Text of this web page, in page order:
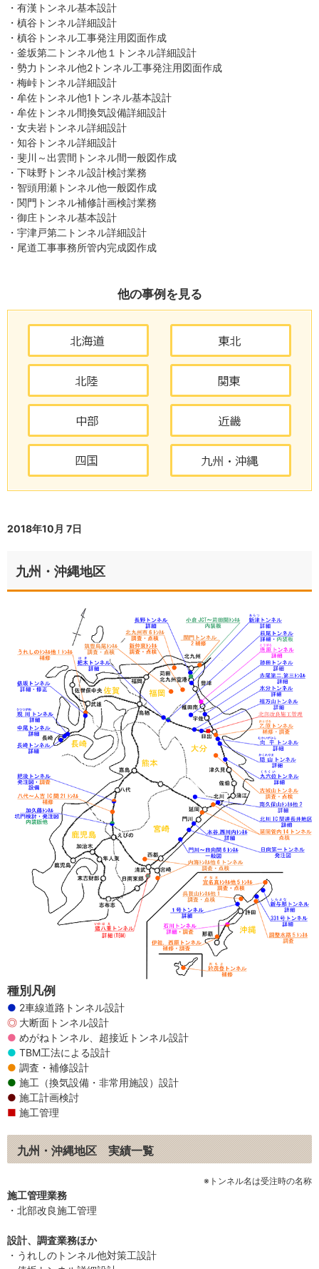
・有漢トンネル基本設計
・槙谷トンネル詳細設計
・槙谷トンネル工事発注用図面作成
・釜坂第二トンネル他１トンネル詳細設計
・勢力トンネル他2トンネル工事発注用図面作成
・梅峠トンネル詳細設計
・牟佐トンネル他1トンネル基本設計
・牟佐トンネル間換気設備詳細設計
・女夫岩トンネル詳細設計
・知谷トンネル詳細設計
・斐川～出雲間トンネル間一般図作成
・下味野トンネル設計検討業務
・智頭用瀬トンネル他一般図作成
・関門トンネル補修計画検討業務
・御庄トンネル基本設計
・宇津戸第二トンネル詳細設計
・尾道工事事務所管内完成図作成
他の事例を見る
2018年10月 7日
九州・沖縄地区
種別凡例
2車線道路トンネル設計
大断面トンネル設計
めがねトンネル、超接近トンネル設計
TBM工法による設計
調査・補修設計
施工（換気設備・非常用施設）設計
施工計画検討
施工管理
九州・沖縄地区 実績一覧
※トンネル名は受注時の名称
施工管理業務
・北部改良施工管理
設計、調査業務ほか
・うれしのトンネル他対策工設計